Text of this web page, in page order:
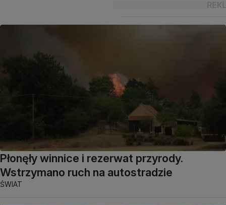
Płonęły winnice i rezerwat przyrody.
Wstrzymano ruch na autostradzie
ŚWIAT